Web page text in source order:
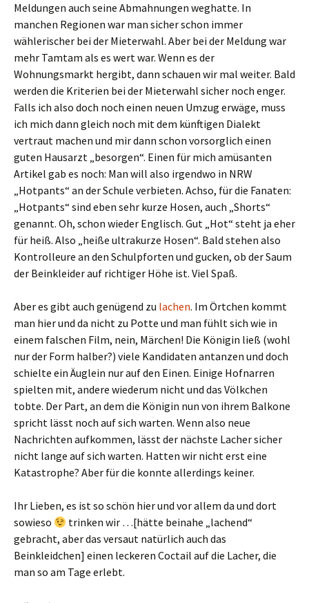
Meldungen auch seine Abmahnungen weghatte. In
manchen Regionen war man sicher schon immer
wählerischer bei der Mieterwahl. Aber bei der Meldung war
mehr Tamtam als es wert war. Wenn es der
Wohnungsmarkt hergibt, dann schauen wir mal weiter. Bald
werden die Kriterien bei der Mieterwahl sicher noch enger.
Falls ich also doch noch einen neuen Umzug erwäge, muss
ich mich dann gleich noch mit dem künftigen Dialekt
vertraut machen und mir dann schon vorsorglich einen
guten Hausarzt „besorgen“. Einen für mich amüsanten
Artikel gab es noch: Man will also irgendwo in NRW
„Hotpants“ an der Schule verbieten. Achso, für die Fanaten:
„Hotpants“ sind eben sehr kurze Hosen, auch „Shorts“
genannt. Oh, schon wieder Englisch. Gut „Hot“ steht ja eher
für heiß. Also „heiße ultrakurze Hosen“. Bald stehen also
Kontrolleure an den Schulpforten und gucken, ob der Saum
der Beinkleider auf richtiger Höhe ist. Viel Spaß.
Aber es gibt auch genügend zu lachen. Im Örtchen kommt
man hier und da nicht zu Potte und man fühlt sich wie in
einem falschen Film, nein, Märchen! Die Königin ließ (wohl
nur der Form halber?) viele Kandidaten antanzen und doch
schielte ein Äuglein nur auf den Einen. Einige Hofnarren
spielten mit, andere wiederum nicht und das Völkchen
tobte. Der Part, an dem die Königin nun von ihrem Balkone
spricht lässt noch auf sich warten. Wenn also neue
Nachrichten aufkommen, lässt der nächste Lacher sicher
nicht lange auf sich warten. Hatten wir nicht erst eine
Katastrophe? Aber für die konnte allerdings keiner.
Ihr Lieben, es ist so schön hier und vor allem da und dort
sowieso
trinken wir …[hätte beinahe „lachend“
gebracht, aber das versaut natürlich auch das
Beinkleidchen] einen leckeren Coctail auf die Lacher, die
man so am Tage erlebt.